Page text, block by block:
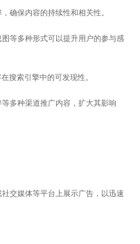
确保内容的持续性和相关性。
等多种形式可以提升用户的参与感
搜索引擎中的可发现性。
多种渠道推广内容，扩大其影响
交媒体等平台上展示广告，以迅速